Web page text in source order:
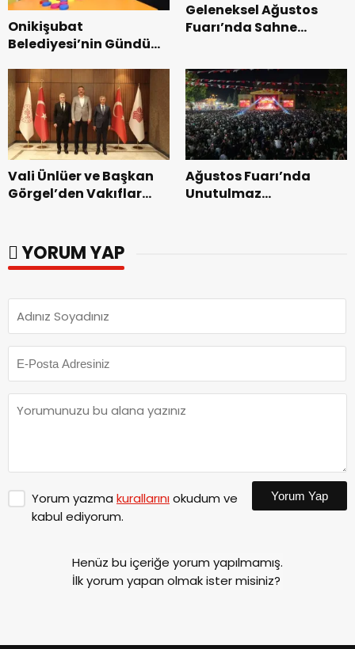
Onikişubat
Belediyesi’nin Gündüz
dönemin ön kayıtları
başladı.
Geleneksel Ağustos
Fuarı’nda Sahne
Vali Ünlüer ve Başkan
Görgel’den Vakıflar
Ağustos Fuarı’nda
Unutulmaz
YORUM YAP
Yorum yazma kurallarınıokudum ve
kabul ediyorum.
Yorum Yap
Henüz bu içeriğe yorum yapılmamış.
İlk yorum yapan olmak ister misiniz?